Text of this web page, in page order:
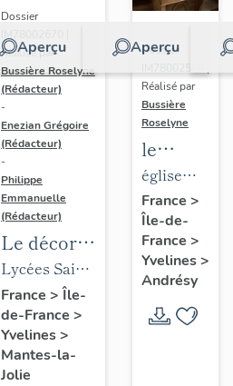
Aperçu
Dossier
IM78002670 |
Réalisé par
Bussière Roselyne
(Rédacteur)
-
Enezian Grégoire
(Rédacteur)
-
Philippe
Emmanuelle
(Rédacteur)
Le décor
des lycées
de Mantes
Lycées Saint-
Exupéry et
Jean Rostand
France > Île-
de-France >
Yvelines>
Mantes-la-
Jolie
Aperçu
Dossier
Réalisé par
Bussière
Roselyne
le
mobilier
de
l'église
Saint-
Germain-
de-
Paris
église
paroissiale
Saint-
Germain
France >
Île-de-
France >
Yvelines>
Andrésy